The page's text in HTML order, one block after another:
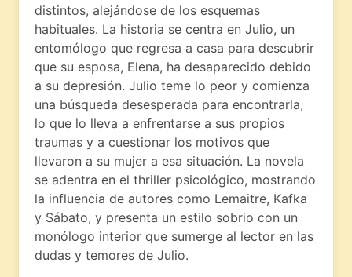
distintos, alejándose de los esquemas
habituales. La historia se centra en Julio, un
entomólogo que regresa a casa para descubrir
que su esposa, Elena, ha desaparecido debido
a su depresión. Julio teme lo peor y comienza
una búsqueda desesperada para encontrarla,
lo que lo lleva a enfrentarse a sus propios
traumas y a cuestionar los motivos que
llevaron a su mujer a esa situación. La novela
se adentra en el thriller psicológico, mostrando
la influencia de autores como Lemaitre, Kafka
y Sábato, y presenta un estilo sobrio con un
monólogo interior que sumerge al lector en las
dudas y temores de Julio.